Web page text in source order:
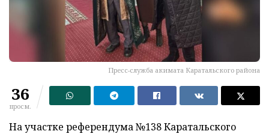
Пресс-служба акимата Каратальского района
36
просм.
На участке референдума №138 Каратальского